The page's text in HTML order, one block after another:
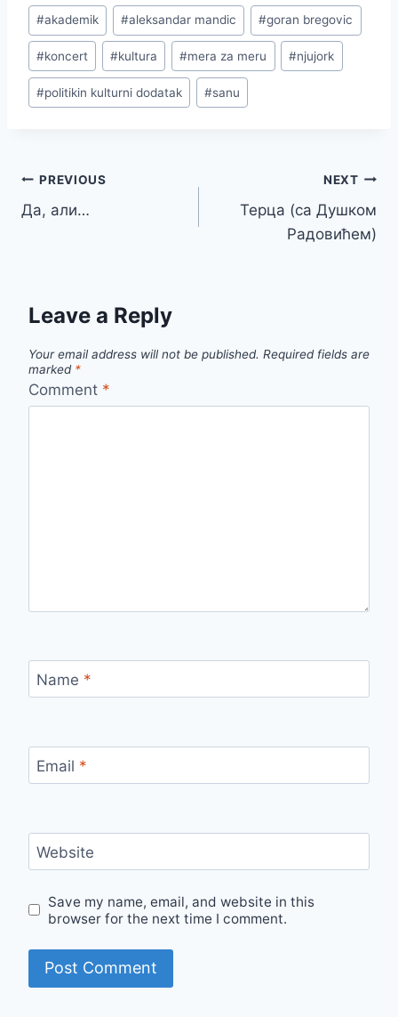
Post
Tags:
#akademik #aleksandar mandic #goran bregovic
#koncert #kultura #mera za meru #njujork
#politikin kulturni dodatak #sanu
Post
navigation
PREVIOUS
Да, али…
NEXT
Терца (са Душком
Радовићем)
Leave a Reply
Your email address will not be published. Required fields are
marked *
Comment *
Name *
Email *
Website
Save my name, email, and website in this
browser for the next time I comment.